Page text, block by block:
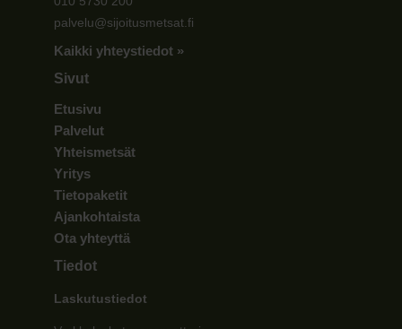
palvelu@sijoitusmetsat.fi
Kaikki yhteystiedot »
Sivut
Etusivu
Palvelut
Yhteismetsät
Yritys
Tietopaketit
Ajankohtaista
Ota yhteyttä
Tiedot
Laskutustiedot